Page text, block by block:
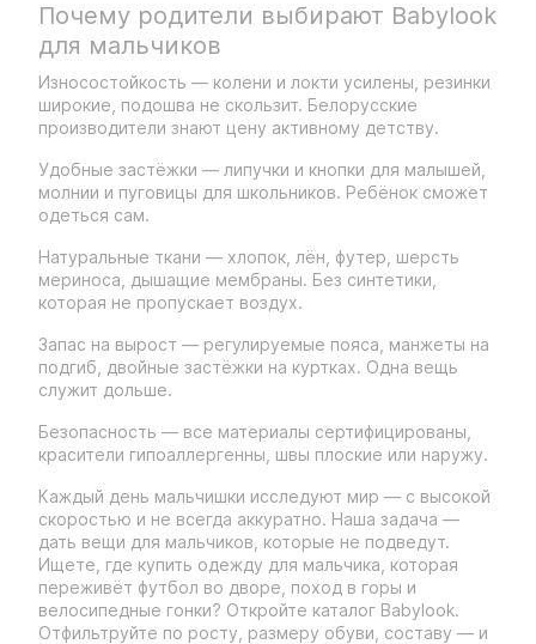
Почему родители выбирают Babylook
для мальчиков
Износостойкость — колени и локти усилены, резинки
широкие, подошва не скользит. Белорусские
производители знают цену активному детству.
Удобные застёжки — липучки и кнопки для малышей,
молнии и пуговицы для школьников. Ребёнок сможет
одеться сам.
Натуральные ткани — хлопок, лён, футер, шерсть
мериноса, дышащие мембраны. Без синтетики,
которая не пропускает воздух.
Запас на вырост — регулируемые пояса, манжеты на
подгиб, двойные застёжки на куртках. Одна вещь
служит дольше.
Безопасность — все материалы сертифицированы,
красители гипоаллергенны, швы плоские или наружу.
Каждый день мальчишки исследуют мир — с высокой
скоростью и не всегда аккуратно. Наша задача —
дать вещи для мальчиков, которые не подведут.
Ищете, где купить одежду для мальчика, которая
переживёт футбол во дворе, поход в горы и
велосипедные гонки? Откройте каталог Babylook.
Отфильтруйте по росту, размеру обуви, составу — и